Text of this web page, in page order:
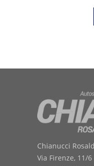
Chianucci
Via Firenze, 11/6